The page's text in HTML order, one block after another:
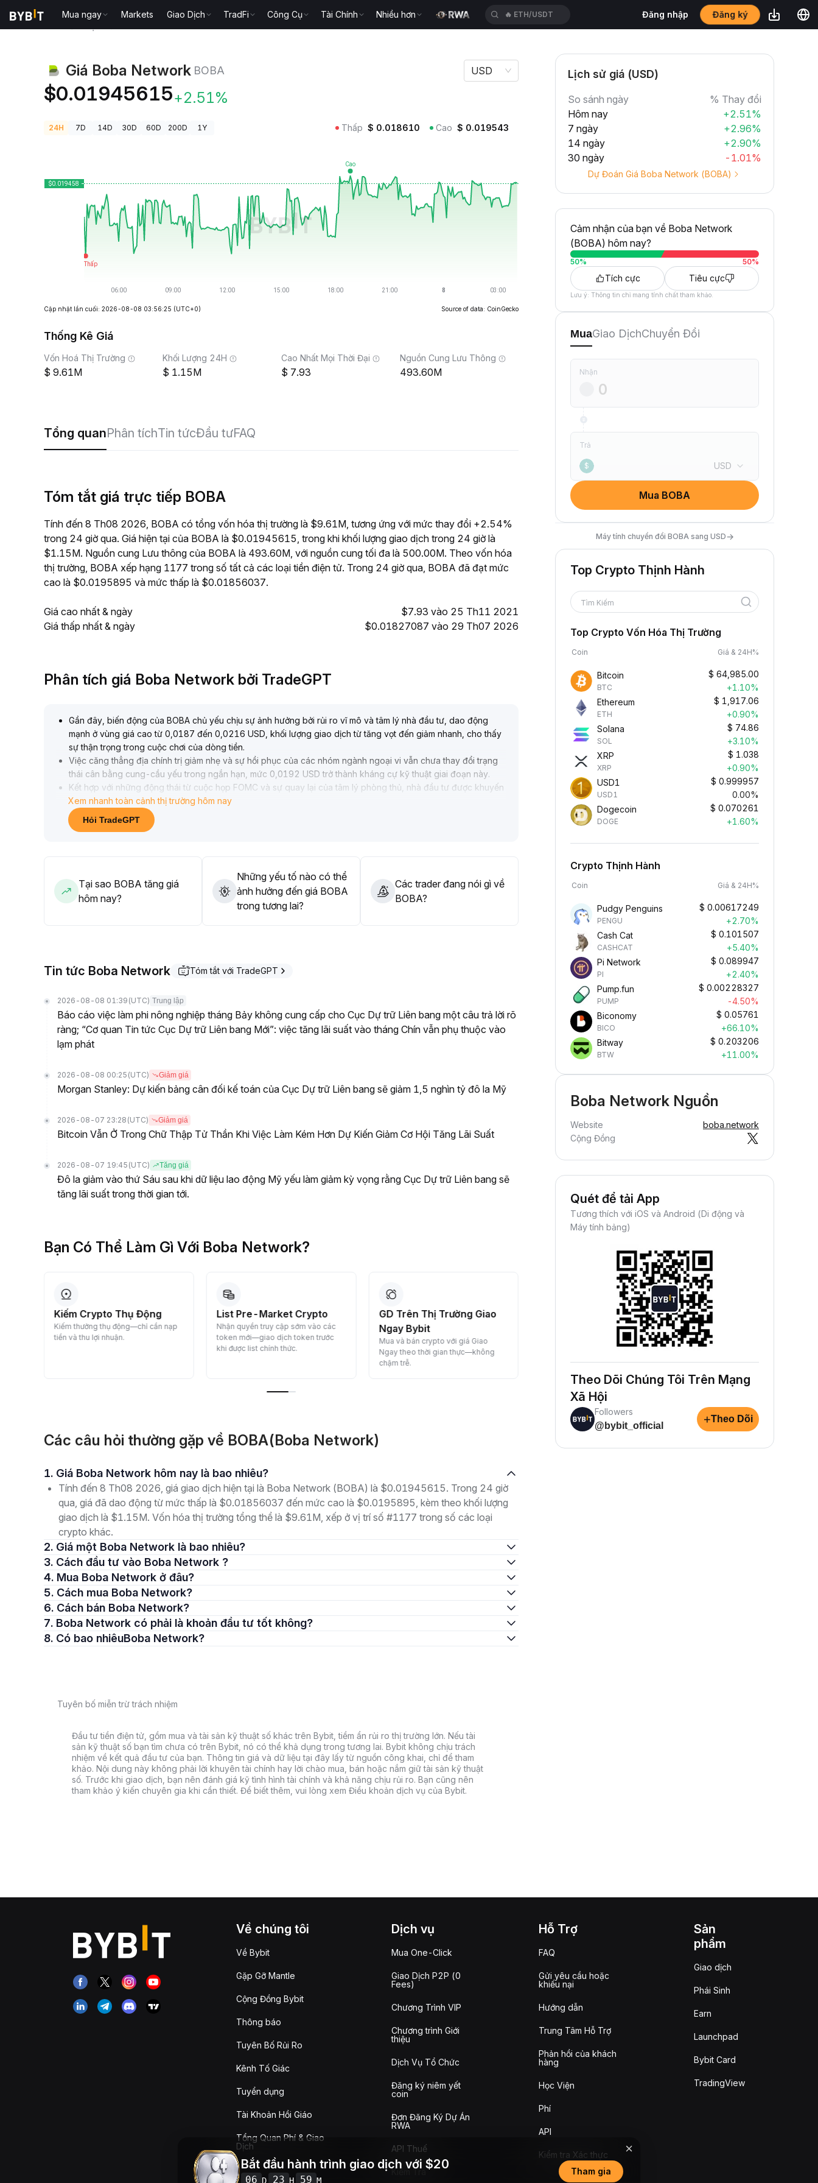
Mua ngay Markets Giao Dịch TradFi Công Cụ Tài Chính Nhiều hơn 🔥 ETH/USDT Đăng nhập Đăng ký
Giá Boba Network BOBA
$0.01945615+2.51%
USD
24H 7D 14D 30D 60D 200D 1Y Thấp $ 0.018610 Cao $ 0.019543
Cập nhật lần cuối: 2026-08-08 03:56:25 (UTC+0) Source of data: CoinGecko
Thống Kê Giá
Vốn Hoá Thị Trường
9.61M
Khối Lượng 24H
1.15M
Cao Nhất Mọi Thời Đại
7.93
Nguồn Cung Lưu Thông
493.60M
Tổng quanPhân tíchTin tứcĐầu tưFAQ
Tóm tắt giá trực tiếp BOBA
Tính đến 8 Th08 2026, BOBA có tổng vốn hóa thị trường là $9.61M, tương ứng với mức thay đổi +2.54%
trong 24 giờ qua. Giá hiện tại của BOBA là $0.01945615, trong khi khối lượng giao dịch trong 24 giờ là
$1.15M. Nguồn cung Lưu thông của BOBA là 493.60M, với nguồn cung tối đa là 500.00M. Theo vốn hóa
thị trường, BOBA xếp hạng 1177 trong số tất cả các loại tiền điện tử. Trong 24 giờ qua, BOBA đã đạt mức
cao là $0.0195895 và mức thấp là $0.01856037.
Giá cao nhất & ngày
$7.93 vào 25 Th11 2021
Giá thấp nhất & ngày
$0.01827087 vào 29 Th07 2026
Phân tích giá Boba Network bởi TradeGPT
Gần đây, biến động của BOBA chủ yếu chịu sự ảnh hưởng bởi rủi ro vĩ mô và tâm lý nhà đầu tư, dao động
mạnh ở vùng giá cao từ 0,0187 đến 0,0216 USD, khối lượng giao dịch từ tăng vọt đến giảm nhanh, cho thấy
sự thận trọng trong cuộc chơi của dòng tiền.
Việc căng thẳng địa chính trị giảm nhẹ và sự hồi phục của các nhóm ngành ngoại vi vẫn chưa thay đổi trạng
thái cân bằng cung-cầu yếu trong ngắn hạn, mức 0,0192 USD trở thành kháng cự kỹ thuật giai đoạn này.
Kết hợp với những động thái từ cuộc họp FOMC và sự quay lại của tâm lý phòng thủ, nhà đầu tư được khuyến
nghị chủ yếu nên mua thấp bán cao trong ngắn hạn, kiên nhẫn chờ đợi đột phá về khối lượng hoặc có tín hiệu
xúc tác cơ bản, tránh mua đuổi khi chưa có xác nhận chiều hướng rõ ràng
Xem nhanh toàn cảnh thị trường hôm nay
Hỏi TradeGPT
Tại sao BOBA tăng giá
hôm nay?
Những yếu tố nào có thể
ảnh hưởng đến giá BOBA
trong tương lai?
Các trader đang nói gì về
BOBA?
Tin tức Boba Network Tóm tắt với TradeGPT
2026-08-08 01:39 (UTC) Trung lập
Báo cáo việc làm phi nông nghiệp tháng Bảy không cung cấp cho Cục Dự trữ Liên bang một câu trả lời rõ
ràng; “Cơ quan Tin tức Cục Dự trữ Liên bang Mới”: việc tăng lãi suất vào tháng Chín vẫn phụ thuộc vào
lạm phát
2026-08-08 00:25 (UTC) Giảm giá
Morgan Stanley: Dự kiến bảng cân đối kế toán của Cục Dự trữ Liên bang sẽ giảm 1,5 nghìn tỷ đô la Mỹ
2026-08-07 23:28 (UTC) Giảm giá
Bitcoin Vẫn Ở Trong Chữ Thập Tử Thần Khi Việc Làm Kém Hơn Dự Kiến Giảm Cơ Hội Tăng Lãi Suất
2026-08-07 19:45 (UTC) Tăng giá
Đô la giảm vào thứ Sáu sau khi dữ liệu lao động Mỹ yếu làm giảm kỳ vọng rằng Cục Dự trữ Liên bang sẽ
tăng lãi suất trong thời gian tới.
Bạn Có Thể Làm Gì Với Boba Network?
List Pre-Market Crypto
Nhận quyền truy cập sớm vào các
token mới—giao dịch token trước
GD Trên Thị Trường Giao
Ngay Bybit
Mua và bán crypto với giá Giao
Ngay theo thời gian thực—không
Chuyển Đổi Crypto Của
Bạn
Chuyển đổi crypto miễn phí—nhanh
chóng, an toàn và dễ dàng.
Kiếm Crypto Thụ Động
Kiếm thưởng thụ động—chỉ cần nạp
Các câu hỏi thường gặp về BOBA(Boba Network)
1. Giá Boba Network hôm nay là bao nhiêu?
Tính đến 8 Th08 2026, giá giao dịch hiện tại là Boba Network (BOBA) là $0.01945615. Trong 24 giờ
qua, giá đã dao động từ mức thấp là $0.01856037 đến mức cao là $0.0195895, kèm theo khối lượng
giao dịch là $1.15M. Vốn hóa thị trường tổng thể là $9.61M, xếp ở vị trí số #1177 trong số các loại
crypto khác.
2. Giá một Boba Network là bao nhiêu?
3. Cách đầu tư vào Boba Network ?
4. Mua Boba Network ở đâu?
5. Cách mua Boba Network?
6. Cách bán Boba Network?
7. Boba Network có phải là khoản đầu tư tốt không?
8. Có bao nhiêuBoba Network?
Tuyên bố miễn trừ trách nhiệm
Đầu tư tiền điện tử, gồm mua và tài sản kỹ thuật số khác trên Bybit, tiềm ẩn rủi ro thị trường lớn. Nếu tài
sản kỹ thuật số bạn tìm chưa có trên Bybit, nó có thể khả dụng trong tương lai. Bybit không chịu trách
nhiệm về kết quả đầu tư của bạn. Thông tin giá và dữ liệu tại đây lấy từ nguồn công khai, chỉ để tham
khảo. Nội dung này không phải lời khuyên tài chính hay lời chào mua, bán hoặc nắm giữ tài sản kỹ thuật
số. Trước khi giao dịch, bạn nên đánh giá kỹ tình hình tài chính và khả năng chịu rủi ro. Bạn cũng nên
tham khảo ý kiến chuyên gia khi cần thiết. Để biết thêm, vui lòng xem Điều khoản dịch vụ của Bybit.
Lịch sử giá (USD)
So sánh ngày
% Thay đổi
Hôm nay
+2.51%
7 ngày
+2.96%
14 ngày
+2.90%
30 ngày
-1.01%
Dự Đoán Giá Boba Network (BOBA)
Cảm nhận của bạn về Boba Network
(BOBA) hôm nay?
50% 50%
Tích cực Tiêu cực
Lưu ý: Thông tin chỉ mang tính chất tham khảo.
MuaGiao DịchChuyển Đổi
Nhận
Trả
$ USD
Mua BOBA
Máy tính chuyển đổi BOBA sang USD→
Top Crypto Thịnh Hành
Tìm Kiếm
Top Crypto Vốn Hóa Thị Trường
Coin Giá & 24H%
Bitcoin
BTC
$ 64,985.00
+1.10%
Ethereum
ETH
$ 1,917.06
+0.90%
Solana
SOL
$ 74.86
+3.10%
XRP
XRP
$ 1.038
+0.90%
USD1
USD1
$ 0.999957
0.00%
Dogecoin
DOGE
$ 0.070261
+1.60%
Crypto Thịnh Hành
Coin Giá & 24H%
Pudgy Penguins
PENGU
$ 0.00617249
+2.70%
Cash Cat
CASHCAT
$ 0.101507
+5.40%
Pi Network
PI
$ 0.089947
+2.40%
Pump.fun
PUMP
$ 0.00228327
-4.50%
Biconomy
BICO
$ 0.05761
+66.10%
Bitway
BTW
$ 0.203206
+11.00%
Boba Network Nguồn
Website
boba.network
Cộng Đồng
Quét để tải App
Tương thích với iOS và Android (Di động và
Máy tính bảng)
Theo Dõi Chúng Tôi Trên Mạng
Xã Hội
Followers
@bybit_official
+Theo Dõi
Về chúng tôi
Về Bybit
Gặp Gỡ Mantle
Cộng Đồng Bybit
Thông báo
Tuyên Bố Rủi Ro
Kênh Tố Giác
Tuyển dụng
Tài Khoản Hồi Giáo
Tổng Quan Phí & Giao
Dịch
Dịch vụ
Mua One-Click
Giao Dịch P2P (0
Fees)
Chương Trình VIP
Chương trình Giới
thiệu
Dịch Vụ Tổ Chức
Đăng ký niêm yết
coin
Đơn Đăng Ký Dự Án
RWA
API Thuế
Kiểm Tra
Hỗ Trợ
FAQ
Gửi yêu cầu hoặc
khiếu nại
Hướng dẫn
Trung Tâm Hỗ Trợ
Phản hồi của khách
hàng
Học Viện
Phí
API
Kiểm tra Xác thực
Sản
phẩm
Giao dịch
Phái Sinh
Earn
Launchpad
Bybit Card
TradingView
Bắt đầu hành trình giao dịch với $20
06 D 23 H 59 M
Tham gia